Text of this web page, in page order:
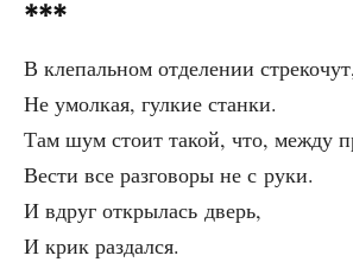
***
В кле­паль­ном отде­ле­нии
Не умол­кая, гул­кие станки.
Там шум сто­ит такой, что, меж­ду
Вести все раз­го­во­ры не с руки.
И вдруг откры­лась дверь,
И крик раздался.